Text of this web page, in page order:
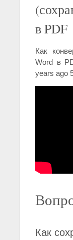
в PDF
Как
Word в
years ago
Как